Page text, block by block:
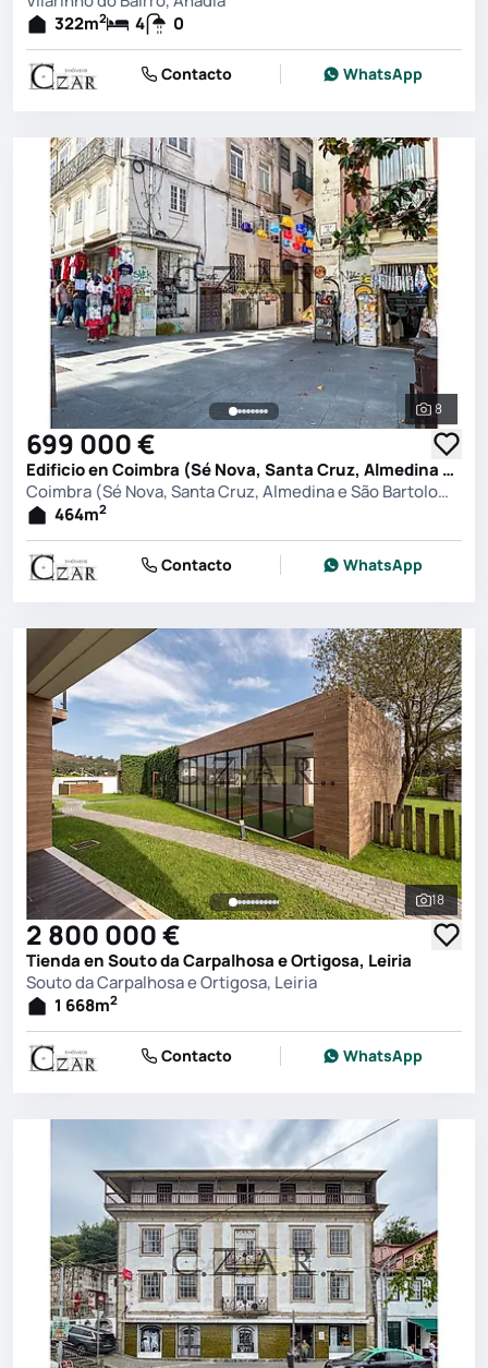
322m2 4 0
Contacto WhatsApp
Ver
8
699 000 €
Edificio en Coimbra (Sé Nova, Santa Cruz, Almedina e São Bartolomeu), Coimbra
Coimbra (Sé Nova, Santa Cruz, Almedina e São Bartolomeu), Coimbra
464m2
Contacto WhatsApp
Ver
18
2 800 000 €
Tienda en Souto da Carpalhosa e Ortigosa, Leiria
Souto da Carpalhosa e Ortigosa, Leiria
1 668m2
Contacto WhatsApp